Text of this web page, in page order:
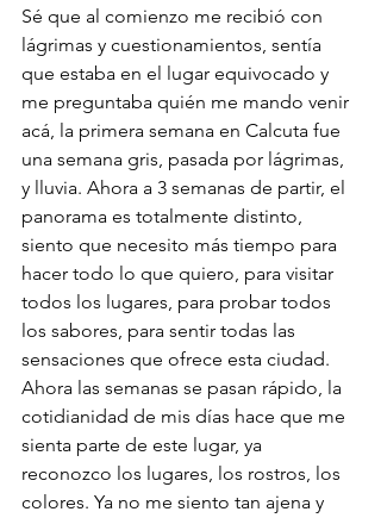
Sé que al comienzo me recibió con
lágrimas y cuestionamientos, sentía
que estaba en el lugar equivocado y
me preguntaba quién me mando venir
acá, la primera semana en Calcuta fue
una semana gris, pasada por lágrimas,
y lluvia. Ahora a 3 semanas de partir, el
panorama es totalmente distinto,
siento que necesito más tiempo para
hacer todo lo que quiero, para visitar
todos los lugares, para probar todos
los sabores, para sentir todas las
sensaciones que ofrece esta ciudad.
Ahora las semanas se pasan rápido, la
cotidianidad de mis días hace que me
sienta parte de este lugar, ya
reconozco los lugares, los rostros, los
colores. Ya no me siento tan ajena y